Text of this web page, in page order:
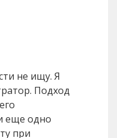
не ищу. Я
Подход
еще одно
при